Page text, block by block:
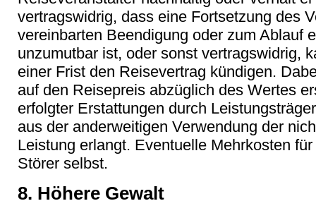
vertragswidrig, dass eine Fortsetzung des
vereinbarten Beendigung oder zum Ablauf
unzumutbar ist, oder sonst vertragswidrig,
einer Frist den Reisevertrag kündigen.
auf den Reisepreis abzüglich des Wertes
erfolgter Erstattungen durch
aus der anderweitigen Verwendung der
Leistung erlangt. Eventuelle Mehrkosten
Störer selbst.
8. Höhere Gewalt